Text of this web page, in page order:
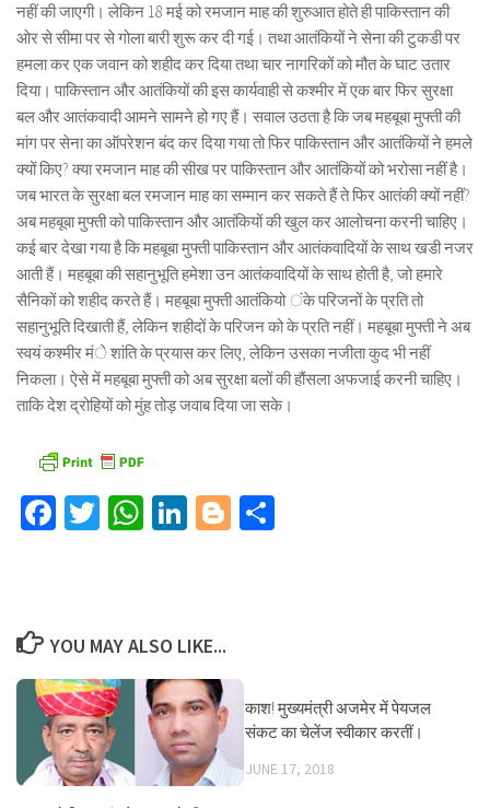
नहीं की जाएगी। लेकिन 18 मई को रमजान माह की शुरुआत होते ही पाकिस्तान की
ओर से सीमा पर से गोला बारी शुरू कर दी गई। तथा आतंकियों ने सेना की टुकडी पर
हमला कर एक जवान को शहीद कर दिया तथा चार नागरिकों को मौत के घाट उतार
दिया। पाकिस्तान और आतंकियों की इस कार्यवाही से कश्मीर में एक बार फिर सुरक्षा
बल और आतंकवादी आमने सामने हो गए हैं। सवाल उठता है कि जब महबूबा मुफ्ती की
मांग पर सेना का ऑपरेशन बंद कर दिया गया तो फिर पाकिस्तान और आतंकियों ने हमले
क्यों किए? क्या रमजान माह की सीख पर पाकिस्तान और आतंकियों को भरोसा नहीं है।
जब भारत के सुरक्षा बल रमजान माह का सम्मान कर सकते हैं ते फिर आतंकी क्यों नहीं?
अब महबूबा मुफ्ती को पाकिस्तान और आतंकियों की खुल कर आलोचना करनी चाहिए।
कई बार देखा गया है कि महबूबा मुफ्ती पाकिस्तान और आतंकवादियों के साथ खडी नजर
आती हैं। महबूबा की सहानुभूति हमेशा उन आतंकवादियों के साथ होती है, जो हमारे
सैनिकों को शहीद करते हैं। महबूबा मुफ्ती आतंकियो ंके परिजनों के प्रति तो
सहानुभूति दिखाती हैं, लेकिन शहीदों के परिजन को के प्रति नहीं। महबूबा मुफ्ती ने अब
स्वयं कश्मीर मंे शांति के प्रयास कर लिए, लेकिन उसका नजीता कुद भी नहीं
निकला। ऐसे में महबूबा मुफ्ती को अब सुरक्षा बलों की हौंसला अफजाई करनी चाहिए।
ताकि देश द्रोहियों को मुंह तोड़ जवाब दिया जा सके।
Facebook
TwitterWhatsApp
LinkedIn
Blogger
YOU MAY ALSO LIKE...
काश! मुख्यमंत्री अजमेर में पेयजल
संकट का चेलेंज स्वीकार करतीं।
JUNE 17, 2018